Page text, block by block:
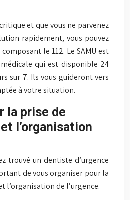
et que vous ne parvenez
rapidement, vous pouvez
le 112. Le SAMU est
médicale qui est disponible 24
sur 7. Ils vous guideront vers
à votre situation.
la prise de
l’organisation
trouvé un dentiste d’urgence
de vous organiser pour la
l’organisation de l’urgence.